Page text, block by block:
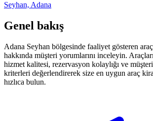
Seyhan, Adana
Genel bakış
Adana Seyhan bölgesinde faaliyet gösteren
hakkında müşteri yorumlarını inceleyin.
hizmet kalitesi, rezervasyon kolaylığı ve
kriterleri değerlendirerek size en uygun araç
hızlıca bulun.